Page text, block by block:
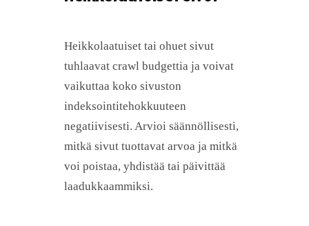
Heikkolaatuiset tai ohuet sivut
tuhlaavat crawl budgettia ja voivat
vaikuttaa koko sivuston
indeksointitehokkuuteen
negatiivisesti. Arvioi säännöllisesti,
mitkä sivut tuottavat arvoa ja mitkä
voi poistaa, yhdistää tai päivittää
laadukkaammiksi.